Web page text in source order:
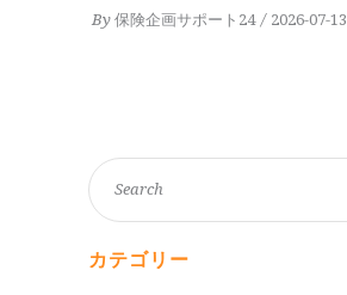
By 保険企画サポート24 2026-07-13
カテゴリー